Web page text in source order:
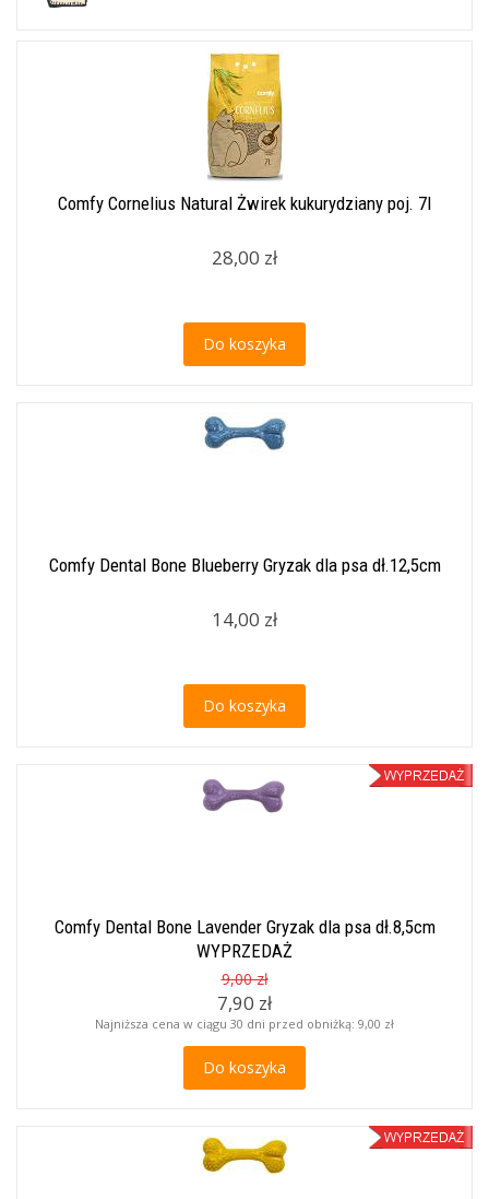
Comfy Cornelius Natural Żwirek kukurydziany poj. 7l
28,00 zł
Do koszyka
Comfy Dental Bone Blueberry Gryzak dla psa dł.12,5cm
14,00 zł
Do koszyka
Comfy Dental Bone Lavender Gryzak dla psa dł.8,5cm
WYPRZEDAŻ
9,00 zł
7,90 zł
Najniższa cena w ciągu 30 dni przed obniżką: 9,00 zł
Do koszyka